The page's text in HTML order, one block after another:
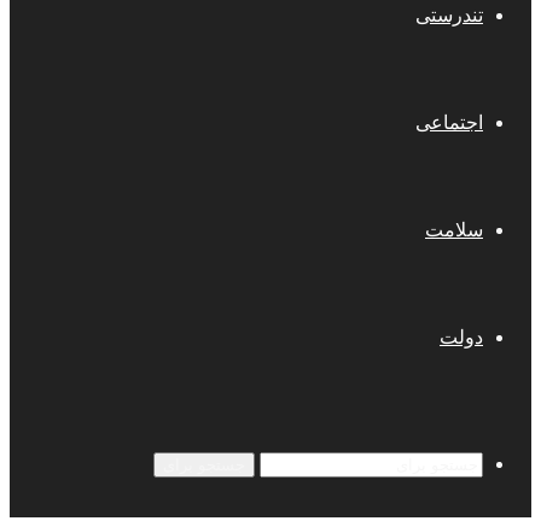
تندرستی
اجتماعی
سلامت
دولت